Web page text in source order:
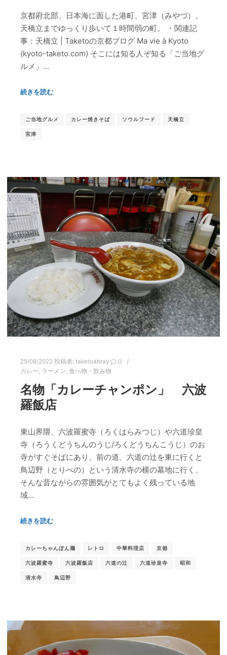
京都府北部、日本海に面した港町、宮津（みやづ）。
天橋立までゆっくり歩いて１時間弱の町。 ・関連記
事：天橋立 | Taketoの京都ブログ Ma vie à Kyoto
(kyoto-taketo.com) そこには知る人ぞ知る「ご当地グ
ルメ」…
続きを読む
ご当地グルメ カレー焼きそば ソウルフード 天橋立
宮津
25/08/2022 投稿者: taketoabray
0
カレー, ラーメン, 食べ物・飲み物
名物「カレーチャンポン」 六波
羅飯店
東山界隈、六波羅蜜寺（ろくはらみつじ）や六道珍皇
寺（ろうくどうちんのうじ/ろくどうちんこうじ）のお
寺がすぐそばにあり、前の道、六道の辻を東に行くと
鳥辺野（とりべの）という清水寺の横の墓地に行く、
そんな昔ながらの雰囲気がとてもよく残っている地
域…
続きを読む
カレーちゃんぽん麺 レトロ 中華料理店 京都
六波羅蜜寺 六波羅飯店 六道の辻 六道珍皇寺 昭和
清水寺 鳥辺野